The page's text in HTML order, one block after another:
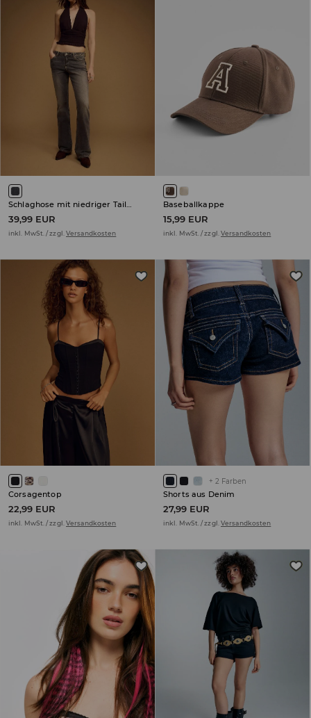
Schlaghose mit niedriger Taille
39,99 EUR
inkl. MwSt. / zzgl.Versandkosten
Baseballkappe
15,99 EUR
inkl. MwSt. / zzgl.Versandkosten
Corsagentop
22,99 EUR
inkl. MwSt. / zzgl. Versandkosten
+ 2 Farben
Shorts aus Denim
27,99 EUR
inkl. MwSt. / zzgl. Versandkosten